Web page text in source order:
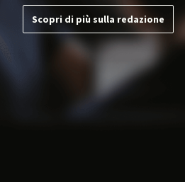
Scopri di più sulla redazione